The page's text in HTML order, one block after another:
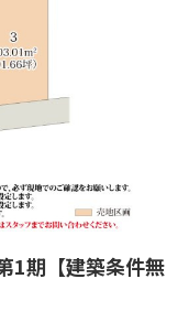
1期【建築条件無